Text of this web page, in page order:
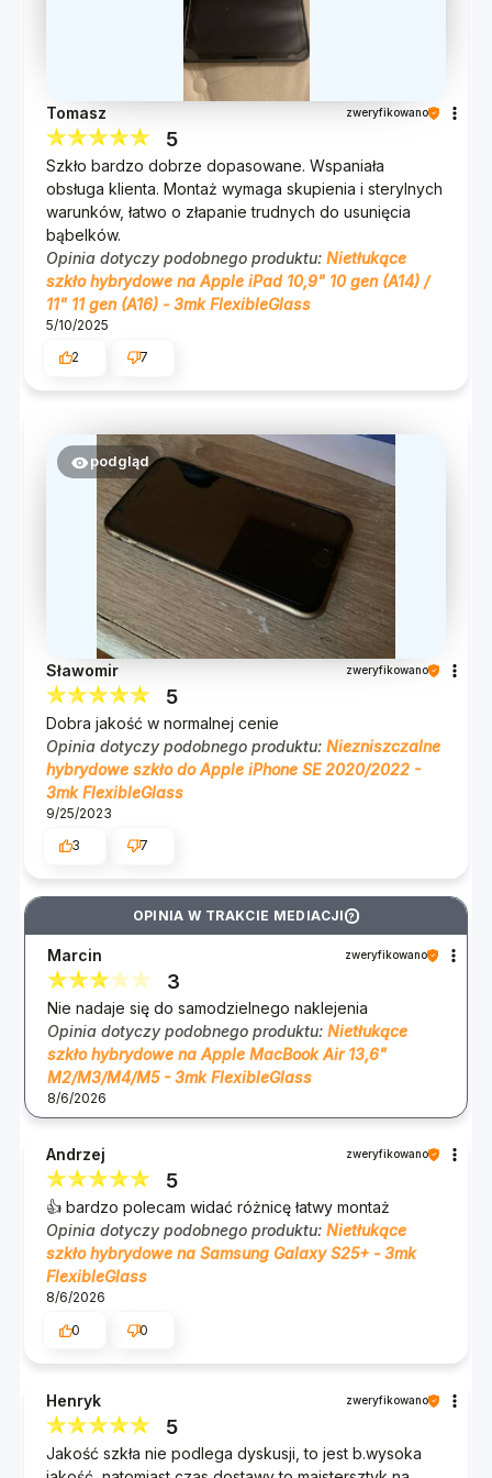
bezpieczeństwo. Specjalna powłoka
antybakteryjna, w którą wyposażony jest Flex,
zapewnia ochronę przed wirusami i bakteriami.
Ekran smartfona dotykamy codziennie
kilkadziesiąt razy. Warto zatem pomyśleć nie tylko
o bezpieczeństwie naszego urządzenia, ale również
o bezpieczeństwie nas samych.
Załóż na ekran naszą niezawodną hybrydę i
zapomnij o jakichkolwiek zagrożeniach czyhających
na Ciebie, przy okazji korzystania ze smartfona!
Błyskawiczna reakcja na
dotyk
Nic tak nie irytuje, jak nieresponsywny ekran.
Dlatego zadbaliśmy, aby FlexibleGlass™
perfekcyjnie reagowało na dotyk palca. Jeśli lubisz
grać na telefonie, to postaw na naszą hybrydę.
Gwarantujemy, że Cię nie zawiedzie.
Dotyk i akcja. Co więcej, dzięki warstwie olefobowej
wyświetlacz jest chroniony przed zabrudzeniami.
Przyklej Flexa i ciesz się wysoko responsywnym i
czystym ekranem!
Zestaw zawiera
1 szt. FlexibleGlass™ na ekran,
naklejki Fit-In™ - ułatwiające
listki Dust-Fix™ - pomagające usunąć
drobiny kurzu,
Anti-Bubble Card™ - do usuwania
bąbelków powietrza,
Cleaning Set - do oczyszczenia ekranu,
Tomasz zweryfikowano
5
Szkło bardzo dobrze dopasowane. Wspaniała
obsługa klienta. Montaż wymaga skupienia i sterylnych
warunków, łatwo o złapanie trudnych do usunięcia
bąbelków.
Opinia dotyczy podobnego produktu: Nietłukące
szkło hybrydowe na Apple iPad 10,9" 10 gen (A14) /
11" 11 gen (A16) - 3mk FlexibleGlass
5/10/2025
2
7
podgląd
Sławomir zweryfikowano
5
Dobra jakość w normalnej cenie
Opinia dotyczy podobnego produktu: Niezniszczalne
hybrydowe szkło do Apple iPhone SE 2020/2022 -
3mk FlexibleGlass
9/25/2023
3
7
OPINIA W TRAKCIE MEDIACJI ?
Marcin zweryfikowano
3
Nie nadaje się do samodzielnego naklejenia
Opinia dotyczy podobnego produktu: Nietłukące
szkło hybrydowe na Apple MacBook Air 13,6"
M2/M3/M4/M5 - 3mk FlexibleGlass
8/6/2026
Andrzej zweryfikowano
5
👍️ bardzo polecam widać różnicę łatwy montaż
Opinia dotyczy podobnego produktu: Nietłukące
szkło hybrydowe na Samsung Galaxy S25+ - 3mk
FlexibleGlass
8/6/2026
0
0
Henryk zweryfikowano
5
Jakość szkła nie podlega dyskusji, to jest b.wysoka